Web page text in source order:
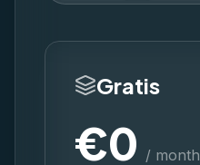
Gratis
€0 / month